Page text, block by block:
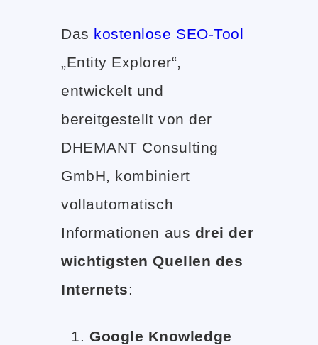
Das kostenlose SEO-Tool
„Entity Explorer“,
entwickelt und
bereitgestellt von der
DHEMANT Consulting
GmbH, kombiniert
vollautomatisch
Informationen aus drei der
wichtigsten Quellen des
Internets:
Google Knowledge